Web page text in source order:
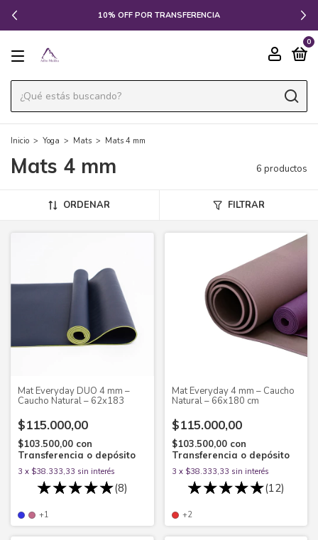
10% OFF POR TRANSFERENCIA
0
Inicio > Yoga > Mats > Mats 4 mm
Mats 4 mm 6 productos
ORDENAR FILTRAR
Mat Everyday DUO 4 mm –
Caucho Natural – 62x183
$115.000,00
$103.500,00 con
Transferencia o depósito
3 x $38.333,33 sin interés
(8)
+1
Mat Everyday 4 mm – Caucho
Natural – 66x180 cm
$115.000,00
$103.500,00 con
Transferencia o depósito
3 x $38.333,33 sin interés
(12)
+2